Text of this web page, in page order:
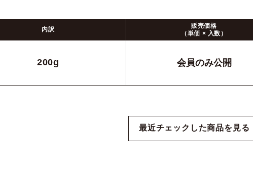
内訳
販売価格
（単価 × 入数）
200g 会員のみ公開
最近チェックした商品を見る